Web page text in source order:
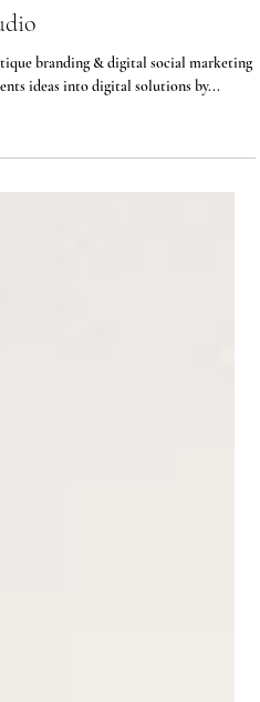
ideas into digital solutions by...